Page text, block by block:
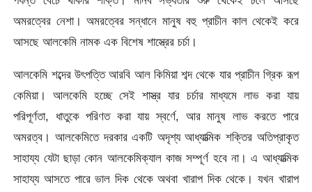
অমরত্বের নেশা। অমরত্বের সন্ধানে মানুষ বহু প্রাচীন কাল থেকেই করে
আসছে আলকেমি নামক এক বিশেষ শাস্ত্রের চর্চা।
আলকেমি শব্দের উৎপত্তি আরবি আল কিমিয়া শব্দ থেকে যার প্রাচীন গ্রিক রূপ
কেমিয়া। আলকেমি হচ্ছে সেই শাস্ত্র যার চর্চার মাধ্যমে লাভ করা যায়
পরিপূর্ণতা, ধাতুকে পরিণত করা যায় স্বর্ণে, আর মানুষ লাভ করতে পারে
অমরত্ব। আলকেমিতে দরকার একটি অদৃশ্য আধ্যাত্মিক শক্তির অতিপ্রাকৃত
সাহায্য যেটা ছাড়া কোন আলকেমিক্যাল কাজ সম্পূর্ণ হবে না। এ আধ্যাত্মিক
সাহায্য আসতে পারে ভাল দিক থেকে অথবা খারাপ দিক থেকে। যখন খারাপ